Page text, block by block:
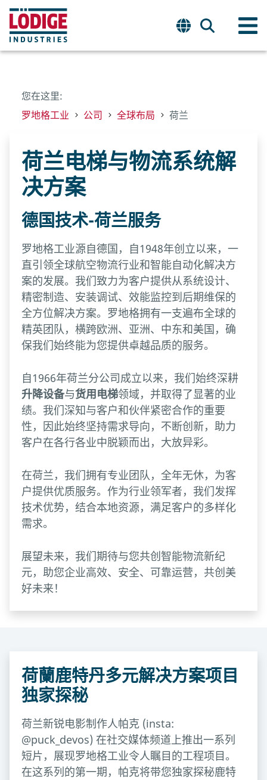
您在这里:
罗地格工业
公司 全球布局 荷兰
荷兰电梯与物流系统解
决方案
德国技术-荷兰服务
罗地格工业源自德国，自1948年创立以来，一
直引领全球航空物流行业和智能自动化解决方
案的发展。我们致力为客户提供从系统设计、
精密制造、安装调试、效能监控到后期维保的
全方位解决方案。罗地格拥有一支遍布全球的
精英团队，横跨欧洲、亚洲、中东和美国，确
保我们始终能为您提供卓越品质的服务。
自1966年荷兰分公司成立以来，我们始终深耕
升降设备与货用电梯领域，并取得了显著的业
绩。我们深知与客户和伙伴紧密合作的重要
性，因此始终坚持需求导向，不断创新，助力
客户在各行各业中脱颖而出，大放异彩。
在荷兰，我们拥有专业团队，全年无休，为客
户提供优质服务。作为行业领军者，我们发挥
技术优势，结合本地资源，满足客户的多样化
需求。
展望未来，我们期待与您共创智能物流新纪
元，助您企业高效、安全、可靠运营，共创美
好未来！
荷蘭鹿特丹多元解决方案项目
独家探秘
荷兰新锐电影制作人帕克 (insta:
@puck_devos) 在社交媒体频道上推出一系列
短片，展现罗地格工业令人瞩目的工程项目。
在这系列的第一期，帕克将带您独家探秘鹿特